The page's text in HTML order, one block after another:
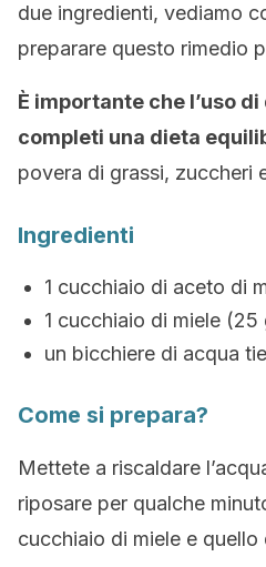
due ingredienti, vediamo
preparare questo rimedio
È importante che l’uso
completi una dieta
povera di grassi, zuccheri
Ingredienti
1 cucchiaio di aceto di
1 cucchiaio di miele (25
un bicchiere di acqua
Come si prepara?
Mettete a riscaldare
riposare per qualche
cucchiaio di miele e